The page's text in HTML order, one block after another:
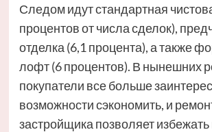
Следом идут стандартная
процентов от числа сделок),
отделка (6,1 процента), а также
лофт (6 процентов). В нынешних
покупатели все больше
возможности сэкономить, и
застройщика позволяет